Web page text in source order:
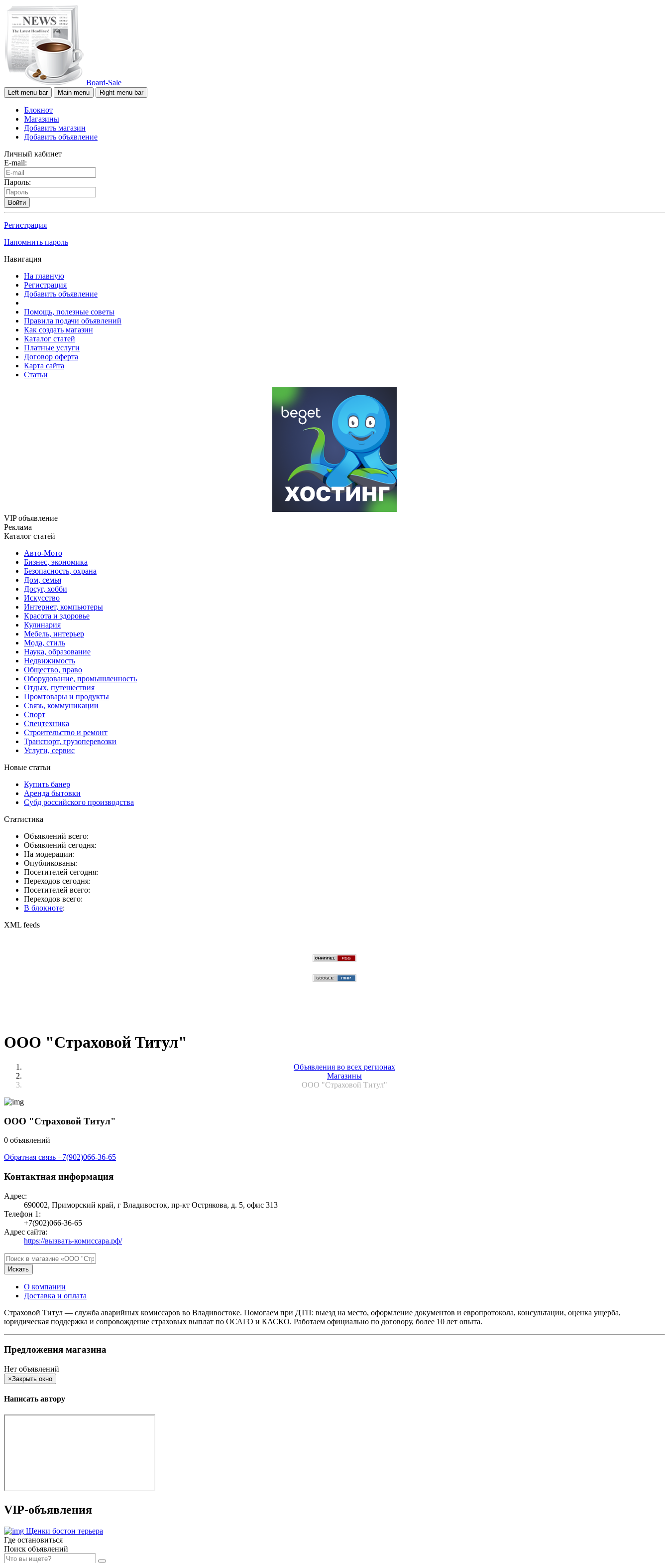
Board-Sale
Left menu bar Main menu Right menu bar
Блокнот
Магазины
Добавить магазин
Добавить объявление
Личный кабинет
E-mail:
Пароль:
Войти
Регистрация
Напомнить пароль
Навигация
На главную
Регистрация
Добавить объявление
Помощь, полезные советы
Правила подачи объявлений
Как создать магазин
Каталог статей
Платные услуги
Договор оферта
Карта сайта
Статьи
VIP объявление
Реклама
Каталог статей
Авто-Мото
Бизнес, экономика
Безопасность, охрана
Дом, семья
Досуг, хобби
Искусство
Интернет, компьютеры
Красота и здоровье
Кулинария
Мебель, интерьер
Мода, стиль
Наука, образование
Недвижимость
Общество, право
Оборудование, промышленность
Отдых, путешествия
Промтовары и продукты
Связь, коммуникации
Спорт
Спецтехника
Строительство и ремонт
Транспорт, грузоперевозки
Услуги, сервис
Новые статьи
Купить банер
Аренда бытовки
Субд российского производства
Статистика
Объявлений всего:
Объявлений сегодня:
На модерации:
Опубликованы:
Посетителей сегодня:
Переходов сегодня:
Посетителей всего:
Переходов всего:
В блокноте:
XML feeds
ООО "Страховой Титул"
Объявления во всех регионах
Магазины
ООО "Страховой Титул"
ООО "Страховой Титул"
0 объявлений
Обратная связь +7(902)066-36-65
Контактная информация
Адрес:
690002, Приморский край, г Владивосток, пр-кт Острякова, д. 5, офис 313
Телефон 1:
+7(902)066-36-65
Адрес сайта:
https://вызвать-комиссара.рф/
Искать
О компании
Доставка и оплата
Страховой Титул — служба аварийных комиссаров во Владивостоке. Помогаем при ДТП: выезд на место, оформление документов и европротокола, консультации, оценка ущерба,
юридическая поддержка и сопровождение страховых выплат по ОСАГО и КАСКО. Работаем официально по договору, более 10 лет опыта.
Предложения магазина
Нет объявлений
×Закрыть окно
Написать автору
VIP-объявления
Щенки бостон терьера
Где остановиться
Поиск объявлений